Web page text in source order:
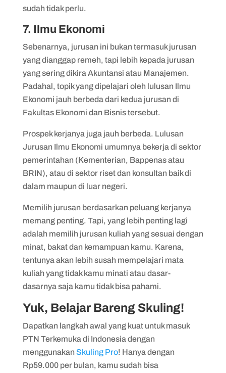
sudah tidak perlu.
7. Ilmu Ekonomi
Sebenarnya, jurusan ini bukan termasuk jurusan
yang dianggap remeh, tapi lebih kepada jurusan
yang sering dikira Akuntansi atau Manajemen.
Padahal, topik yang dipelajari oleh lulusan Ilmu
Ekonomi jauh berbeda dari kedua jurusan di
Fakultas Ekonomi dan Bisnis tersebut.
Prospek kerjanya juga jauh berbeda. Lulusan
Jurusan Ilmu Ekonomi umumnya bekerja di sektor
pemerintahan (Kementerian, Bappenas atau
BRIN), atau di sektor riset dan konsultan baik di
dalam maupun di luar negeri.
Memilih jurusan berdasarkan peluang kerjanya
memang penting. Tapi, yang lebih penting lagi
adalah memilih jurusan kuliah yang sesuai dengan
minat, bakat dan kemampuan kamu. Karena,
tentunya akan lebih susah mempelajari mata
kuliah yang tidak kamu minati atau dasar-
dasarnya saja kamu tidak bisa pahami.
Yuk, Belajar Bareng Skuling!
Dapatkan langkah awal yang kuat untuk masuk
PTN Terkemuka di Indonesia dengan
menggunakanSkuling Pro! Hanya dengan
Rp59.000 per bulan, kamu sudah bisa